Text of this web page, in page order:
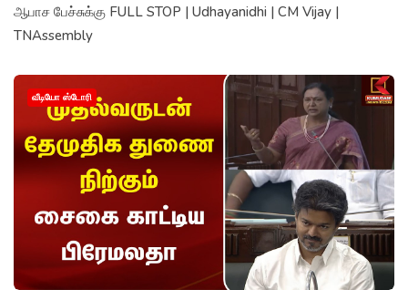
ஆபாச பேச்சுக்கு FULL STOP | Udhayanidhi | CM Vijay |
TNAssembly
வீடியோ ஸ்டோரி